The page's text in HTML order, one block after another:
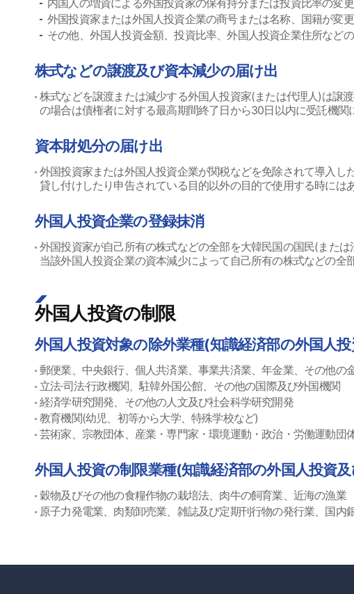
内国人の増資による外国投資家の保有持分または投資比率の変
外国投資家または外国人投資企業の商号または名称、国籍が変
その他、外国人投資金額、投資比率、外国人投資企業住所など
株式などの譲渡及び資本減少の届け出
株式などを譲渡または減少する外国人投資家(または代理人)は譲
の場合は債権者に対する最高期間終了日から30日以内に受託機
資本財処分の届け出
外国投資家または外国人投資企業が関税などを免除されて導入し
貸し付けしたり申告されている目的以外の目的で使用する時には
外国人投資企業の登録抹消
外国投資家が自己所有の株式などの全部を大韓民国の国民(または
当該外国人投資企業の資本減少によって自己所有の株式などの
外国人投資の制限
外国人投資対象の除外業種(知識経済部の外国人
郵便業、中央銀行、個人共済業、事業共済業、年金業、その他
立法·司法·行政機関、駐韓外国公館、その他の国際及び外国機関
経済学研究開発、その他の人文及び社会科学研究開発
教育機関(幼児、初等から大学、特殊学校など)
芸術家、宗教団体、産業・専門家・環境運動・政治・労働運動団
外国人投資の制限業種(知識経済部の外国人投資
穀物及びその他の食糧作物の栽培法、肉牛の飼育業、近海の漁業
原子力発電業、肉類卸売業、雑誌及び定期刊行物の発行業、国内